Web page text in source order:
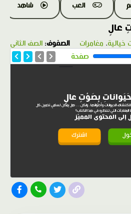
العب شاهد
عالٍ
خيالية، مغامرات الصفوف: الصف الثاني
صفحة
بِصَوْتٍ عالٍ
الحيوانات وأصواتها، ولكن... هل يمكن لسامي تخمين كل
المفاجآت التي تنتظره في هذا الكتاب؟
إلى المحتوى المميّز
اشترك